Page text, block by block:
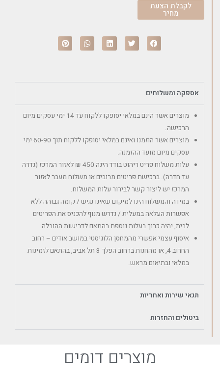
לקבלת הצעת
מחיר
אספקה ומשלוחים
מוצרים אשר הינם במלאי יסופקו ללקוח עד 14 ימי עסקים מיום
הרכישה.
מוצרים אשר הוזמנו ואינם במלאי יסופקו ללקוח תוך 60-90 ימי
עסקים מיום מועד ההזמנה.
עלות משלוח פריט ריהוט בודד הינה 450 ₪ לאזור המרכז (גדרה
עד חדרה). ברכישת פריטים מרובים או משלוח מעבר לאזור
המרכז יש ליצור קשר לבירור עלות המשלוח.
במידה והמשלוח הינו למיקום שאינו נגיש / קומה גבוהה ללא
אפשרות העלאה במעלית / נדרש מנוף להכניס את הפריטים
לבית, יהיה כרוך בעלות נוספת בהתאם לדרישות ההובלה.
איסוף עצמי אפשרי מהמחסן הלוגיסטי במושב אודים – רחוב
החרוב 4, או מהחנות ברחוב הפלך 3 תל אביב, בהתאם לזמינות
במלאי ובתיאום מראש.
תנאי שירות ואחריות
ביטולים והחזרות
מוצרים דומים